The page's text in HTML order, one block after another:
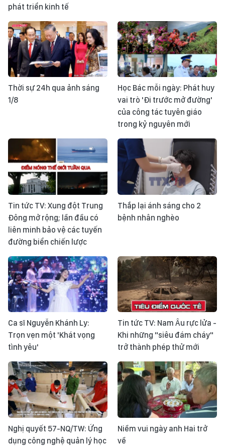
phát triển kinh tế
Thời sự 24h qua ảnh sáng
1/8
Học Bác mỗi ngày: Phát huy
vai trò 'Đi trước mở đường'
của công tác tuyên giáo
trong kỷ nguyên mới
Tin tức TV: Xung đột Trung
Đông mở rộng; lần đầu có
liên minh bảo vệ các tuyến
đường biển chiến lược
Thắp lại ánh sáng cho 2
bệnh nhân nghèo
Ca sĩ Nguyễn Khánh Ly:
Trọn vẹn một 'Khát vọng
tình yêu'
Tin tức TV: Nam Âu rực lửa -
Khi những "siêu đám cháy"
trở thành phép thử mới
Nghị quyết 57-NQ/TW: Ứng
dụng công nghệ quản lý học
Niềm vui ngày anh Hai trở
về